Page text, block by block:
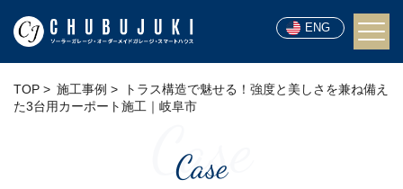
ENG
TOP 施工事例
トラス構造で魅せる！強度と美しさを兼ね備え
た3台用カーポート施工｜岐阜市
Case
Case